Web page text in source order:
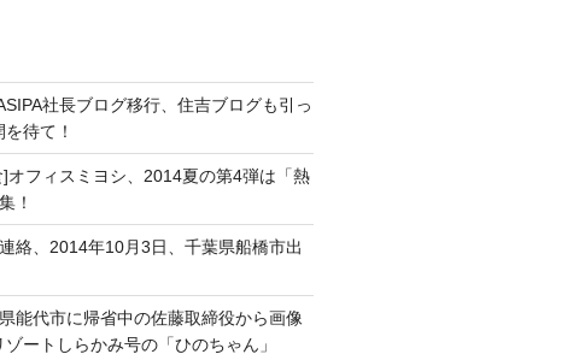
社長ブログ移行、住吉ブログも引っ
待て！
オフィスミヨシ、2014夏の第4弾は「熱
！
絡、2014年10月3日、千葉県船橋市出
能代市に帰省中の佐藤取締役から画像
ートしらかみ号の「ひのちゃん」